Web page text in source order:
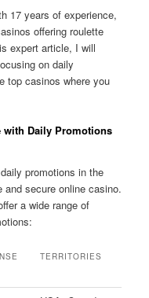
17 years of experience,
offering roulette
expert article, I will
on daily
top casinos where you
with Daily Promotions
promotions in the
secure online casino.
a wide range of
TERRITORIES